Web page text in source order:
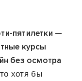
пятилетки —
курсы
без осмотра
хотя бы